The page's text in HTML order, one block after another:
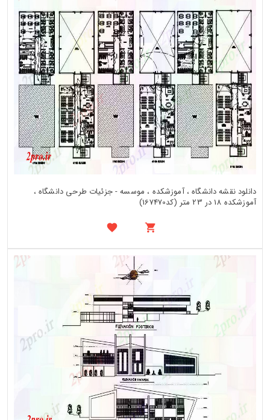
دانلود نقشه دانشگاه ، آموزشکده ، موسسه - جزئیات طرحی دانشگاه ،
آموزشکده 18 در 23 متر (کد167470)